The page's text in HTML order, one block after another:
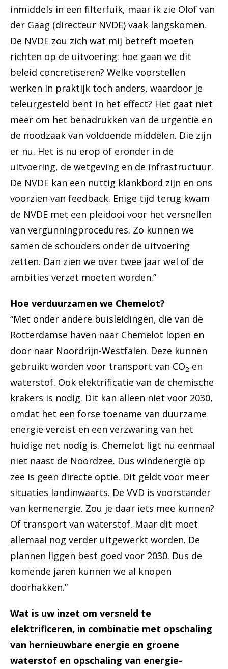
inmiddels in een filterfuik, maar ik zie Olof van
der Gaag (directeur NVDE) vaak langskomen.
De NVDE zou zich wat mij betreft moeten
richten op de uitvoering: hoe gaan we dit
beleid concretiseren? Welke voorstellen
werken in praktijk toch anders, waardoor je
teleurgesteld bent in het effect? Het gaat niet
meer om het benadrukken van de urgentie en
de noodzaak van voldoende middelen. Die zijn
er nu. Het is nu erop of eronder in de
uitvoering, de wetgeving en de infrastructuur.
De NVDE kan een nuttig klankbord zijn en ons
voorzien van feedback. Enige tijd terug kwam
de NVDE met een pleidooi voor het versnellen
van vergunningprocedures. Zo kunnen we
samen de schouders onder de uitvoering
zetten. Dan zien we over twee jaar wel of de
ambities verzet moeten worden.”
Hoe verduurzamen we Chemelot?
“Met onder andere buisleidingen, die van de
Rotterdamse haven naar Chemelot lopen en
door naar Noordrijn-Westfalen. Deze kunnen
gebruikt worden voor transport van CO2 en
waterstof. Ook elektrificatie van de chemische
krakers is nodig. Dit kan alleen niet voor 2030,
omdat het een forse toename van duurzame
energie vereist en een verzwaring van het
huidige net nodig is. Chemelot ligt nu eenmaal
niet naast de Noordzee. Dus windenergie op
zee is geen directe optie. Dit geldt voor meer
situaties landinwaarts. De VVD is voorstander
van kernenergie. Zou je daar iets mee kunnen?
Of transport van waterstof. Maar dit moet
allemaal nog verder uitgewerkt worden. De
plannen liggen best goed voor 2030. Dus de
komende jaren kunnen we al knopen
doorhakken.”
Wat is uw inzet om versneld te
elektrificeren, in combinatie met opschaling
van hernieuwbare energie en groene
waterstof en opschaling van energie-